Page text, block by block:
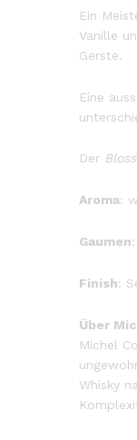
Ein
Vanille
Gerste.
Eine
Der
Aroma:
Gaumen
Finish:
Über
Michel
Whisky